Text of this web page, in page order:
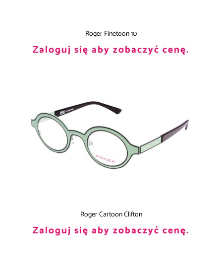
Roger Finetoon 10
Zaloguj się aby zobaczyć cenę.
Roger Cartoon Clifton
Zaloguj się aby zobaczyć cenę.